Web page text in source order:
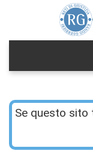
Se questo sito